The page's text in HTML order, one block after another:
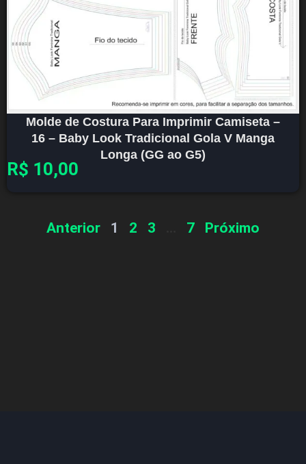
Molde de Costura Para Imprimir Camiseta –
16 – Baby Look Tradicional Gola V Manga
Longa (GG ao G5)
R$ 10,00
Anterior 1 2 3 7 Próximo